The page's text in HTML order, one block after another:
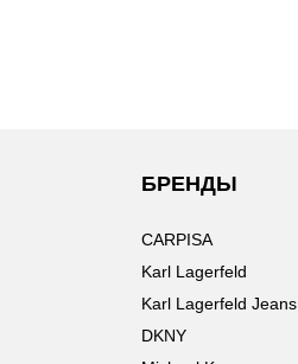
БРЕНДЫ
CARPISA
Karl Lagerfeld
Karl Lagerfeld Jeans
DKNY